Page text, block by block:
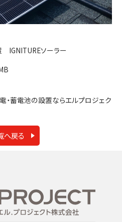
IGNITUREソーラー
・蓄電池の設置ならエルプロジェク
へ戻る